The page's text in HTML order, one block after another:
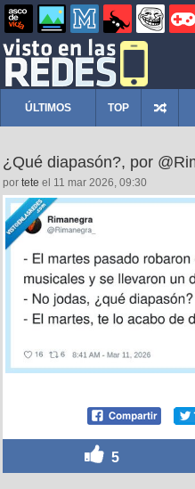
ÚLTIMOS TOP
¿Qué diapasón?, por
por tete el 11 mar 2026, 09:30
5